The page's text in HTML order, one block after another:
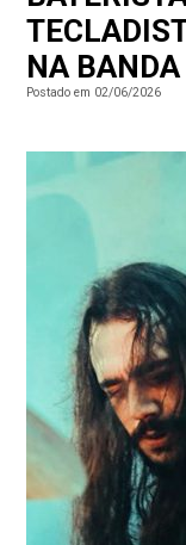
NA BANDA
Postado em 02/06/2026